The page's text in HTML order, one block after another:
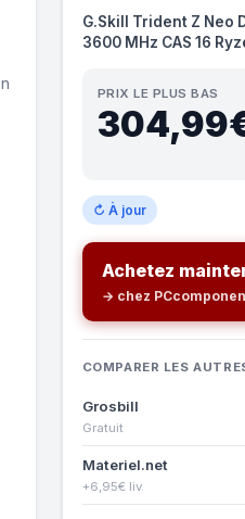
G.Skill Trident Z Neo
3600 MHz CAS 16
PRIX LE PLUS BAS
↻ À jour
Achetez
→ chez
COMPARER LES
Grosbill
Gratuit
Materiel.net
+6,95€ liv.